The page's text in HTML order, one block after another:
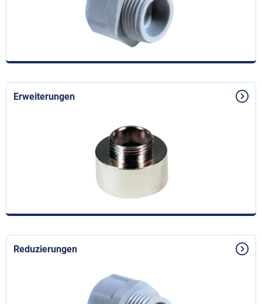
Erweiterungen
Reduzierungen